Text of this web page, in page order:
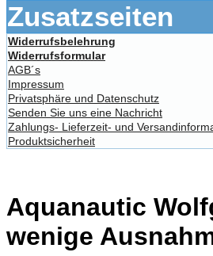
Zusatzseiten
Widerrufsbelehrung
Widerrufsformular
AGB´s
Impressum
Privatsphäre und Datenschutz
Senden Sie uns eine Nachricht
Zahlungs- Lieferzeit- und
Produktsicherheit
Aquanautic
wenige